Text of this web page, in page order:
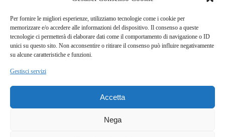
Per fornire le migliori esperienze, utilizziamo tecnologie come i cookie per
memorizzare e/o accedere alle informazioni del dispositivo. Il consenso a queste
tecnologie ci permetterà di elaborare dati come il comportamento di navigazione o ID
unici su questo sito. Non acconsentire o ritirare il consenso può influire negativamente
su alcune caratteristiche e funzioni.
Gestisci servizi
Accetta
Nega